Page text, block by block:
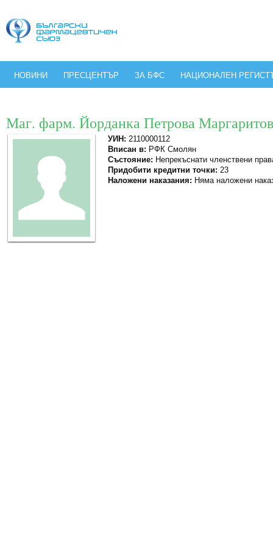
НОВИНИ ПРЕСЦЕНТЪР ЗА БФС НАЦИОНАЛЕН
Маг. фарм. Йорданка Петрова
УИН: 2110000112
Вписан в: РФК Смолян
Състояние: Непрекъснати членствени
Придобити кредитни точки: 23
Наложени наказания: Няма наложени